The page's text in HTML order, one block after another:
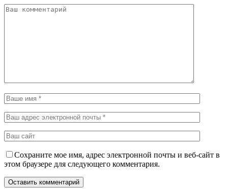
Сохраните мое имя, адрес электронной почты и веб-сайт в
этом браузере для следующего комментария.